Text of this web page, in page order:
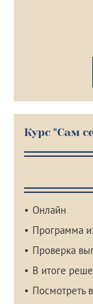
Курс "Сам
Онлайн
Программа
Проверка
В итоге
Посмотреть